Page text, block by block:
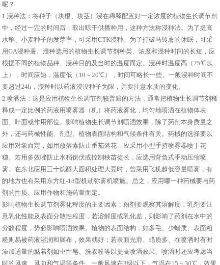
呢？
1.浸种法：将种子（块根、块茎）浸在稀释配置好一定浓度的植物生长调节剂
中，经过一定的时间后，取出晾干供播种用，这种方法称浸种法。为了提高
水稻、小麦种子的发芽率，可采用CTK浸种。为了打破马铃薯的休眠，可采
用GA浸种薯。浸种选用的植物生长调节剂种类、浓度和浸种时间的长短，应
根据不同的植物品种、浸种目的及当时的温度而定。浸种时温度高（25℃以
上），时间应短，温度低（10～20℃），时间可略长一些。一般浸种时间不
要超过24h，浸种时以药液浸没种子为限，并要注意水质的变化。
2.喷洒法：这是应用植物生长调节剂较普遍的方法，通常把植物生长调节剂稀
释成一定比例的药液用喷雾器（机）将药液雾化，均匀地喷洒在植物体表
面、叶面或作用部位。影响植物生长调节剂喷洒效果，除了药剂本身质量之
外，还与药械性能、剂型、植物表面结构和气候条件有关。药械的选择要以
应用对象而定，如用放落素防止番茄落花，应采用小型手持喷雾器喷于花
穗。若用多效唑防止水稻倒伏或控制秧苗徒长，应选用背负式手动压缩喷
雾。在东北应用三十烷醇大面积处理大豆时，曾采用飞机超低容量喷雾，有
的地方也有采用东方红-18型机动弥雾机喷施。总之，应用哪一种药械要与药
剂的性质、应用作物和施药量而定。
影响植物生长调节剂雾化程度的主要因素：粉剂要观察其溶解度；乳剂要注
意乳化性能及表面分散性程度，若溶解度或乳化差，则影响了药剂在水中的
分数程度，势必影响喷洒效果。植物的表面结构，如多毛、少蜡质、表面粗
糙则易被药液湿润和展布，效果就好；若表面光滑、蜡质多、在喷洒时有时
添加适量的黏着剂如中性皂、洗衣粉等以提高喷洒效果。喷洒时还应考虑当
时的风速、风向和气温等条件。一般风速在3级以下，气温在15～30℃，效果